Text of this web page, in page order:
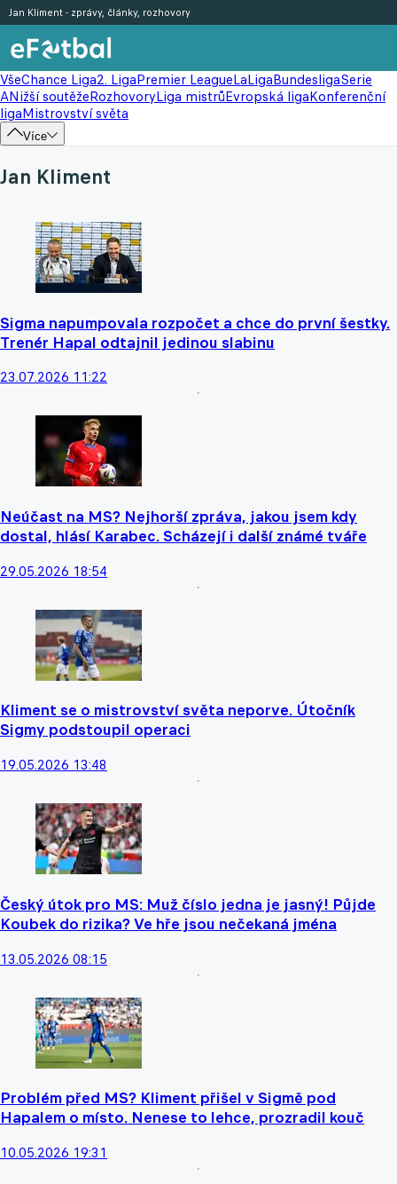
VšeChance Liga2. LigaPremier LeagueLaLigaBundesligaSerie
ANižší soutěžeRozhovoryLiga mistrůEvropská ligaKonferenční
ligaMistrovství světa
Více
Jan Kliment - zprávy, články, rozhovory
Jan Kliment
Sigma napumpovala rozpočet a chce do první šestky.
Trenér Hapal odtajnil jedinou slabinu
23.07.2026 11:22
Neúčast na MS? Nejhorší zpráva, jakou jsem kdy
dostal, hlásí Karabec. Scházejí i další známé tváře
29.05.2026 18:54
Kliment se o mistrovství světa neporve. Útočník
Sigmy podstoupil operaci
19.05.2026 13:48
Český útok pro MS: Muž číslo jedna je jasný! Půjde
Koubek do rizika? Ve hře jsou nečekaná jména
13.05.2026 08:15
Problém před MS? Kliment přišel v Sigmě pod
Hapalem o místo. Nenese to lehce, prozradil kouč
10.05.2026 19:31